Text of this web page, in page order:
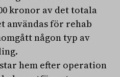
kronor av det totala
användas för rehab
någon typ av
hem efter operation